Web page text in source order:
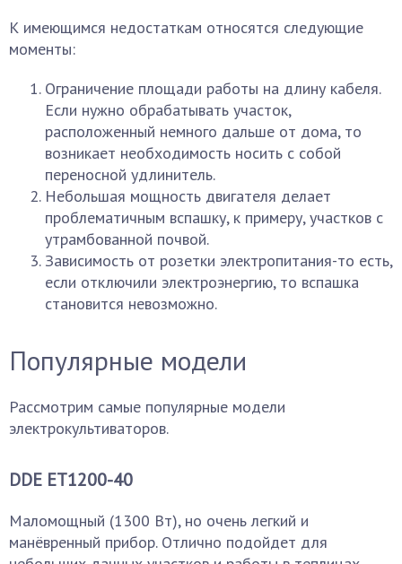
К имеющимся недостаткам относятся следующие
моменты:
Ограничение площади работы на длину кабеля.
Если нужно обрабатывать участок,
расположенный немного дальше от дома, то
возникает необходимость носить с собой
переносной удлинитель.
Небольшая мощность двигателя делает
проблематичным вспашку, к примеру, участков с
утрамбованной почвой.
Зависимость от розетки электропитания-то есть,
если отключили электроэнергию, то вспашка
становится невозможно.
Популярные модели
Рассмотрим самые популярные модели
электрокультиваторов.
DDE ET1200-40
Маломощный (1300 Вт), но очень легкий и
манёвренный прибор. Отлично подойдет для